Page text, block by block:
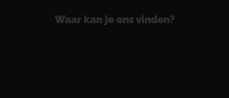
Waar kan je ons vinden?